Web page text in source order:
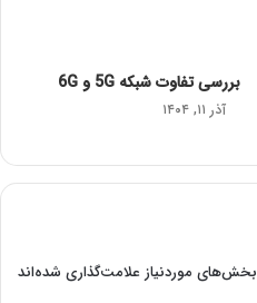
بررسی تفاوت شبکه 5G و 6G
آذر ۱۱, ۱۴۰۴
بخش‌های موردنیاز علامت‌گذاری شده‌اند